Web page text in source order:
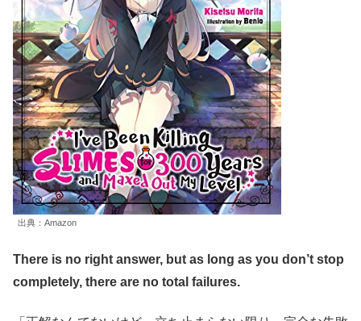
出典：Amazon
There is no right answer, but as long as you don’t stop
completely, there are no total failures.